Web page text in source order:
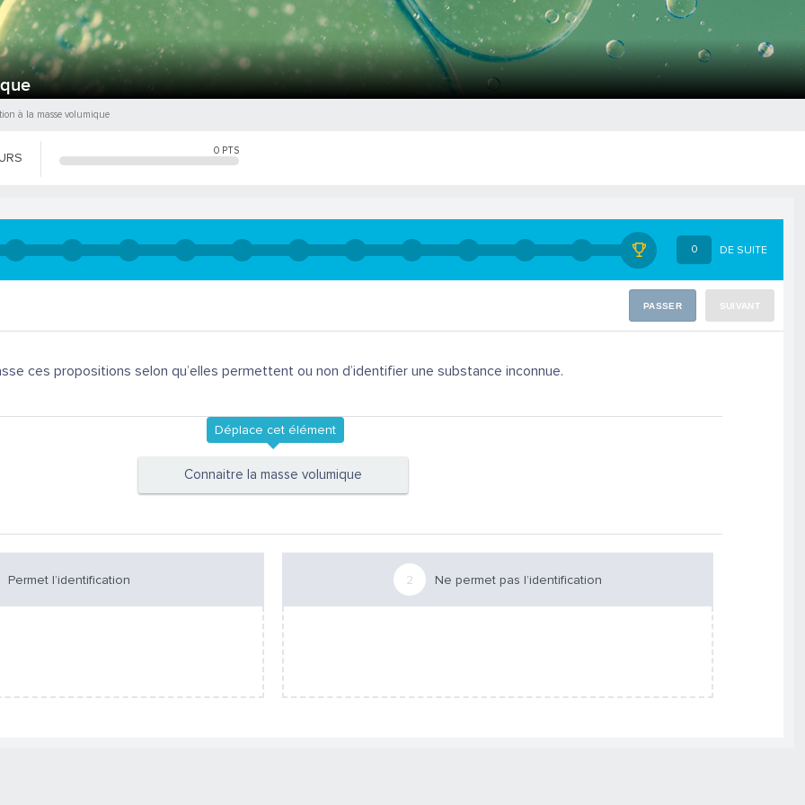
à la masse volumique
0 PTS
0 DE SUITE
PASSER SUIVANT
ces propositions selon qu’elles permettent ou non d’identifier une substance inconnue.
Connaitre la masse volumique
Permet l’identification Ne permet pas l’identification
Déplace cet élément